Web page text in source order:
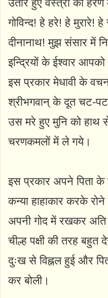
उतारे हुए वस्त्रों को
गोविन्द! हे हरे! हे मुरारे!
दीनानाथ! मुझ संसार में
इन्द्रियों के ईश्वार
इस प्रकार मेधावी के
श्रीभगवान् के दूत चट-
उस मरे हुए मुनि को
चरणकमलों में ले गये।
इस प्रकार अपने पिता के
कन्या हाहाकार करके
अपनी गोद में रखकर
चील्ह पक्षी की तरह
दुःख से विह्नल हुई और
कर बोली।